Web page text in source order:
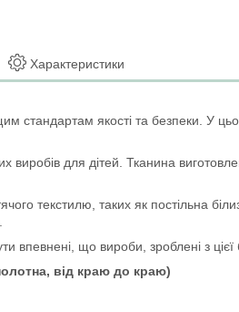
Характеристики
стандартам якості та безпеки. У
для дітей. Тканина
текстилю, таких як постільна
впевнені, що вироби, зроблені з
від краю до краю)